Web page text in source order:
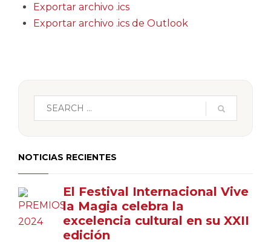
Exportar archivo .ics
Exportar archivo .ics de Outlook
NOTICIAS RECIENTES
El Festival Internacional Vive
la Magia celebra la
excelencia cultural en su XXII
edición